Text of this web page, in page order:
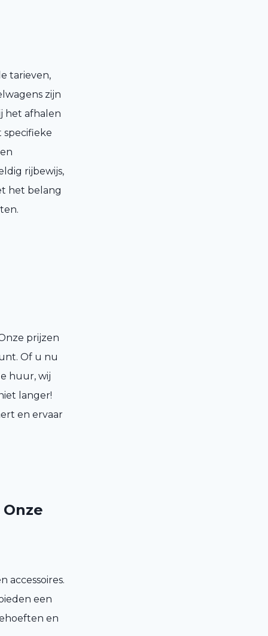
tarieven,
zijn
het afhalen
rijbewijs,
het belang
prijzen
Of u nu
huur, wij
langer!
en ervaar
accessoires.
een
en